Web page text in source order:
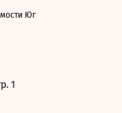
Юг
1